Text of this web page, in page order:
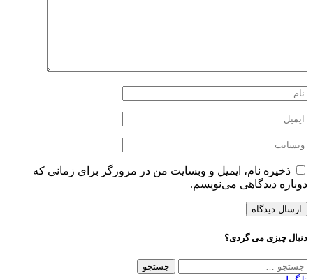
ذخیره نام، ایمیل و وبسایت من در مرورگر برای زمانی که
دوباره دیدگاهی می‌نویسم.
دنبال چیزی می گردی؟
جستجو